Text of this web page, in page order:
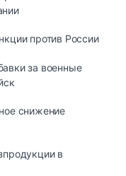
против России
за военные
снижение
в